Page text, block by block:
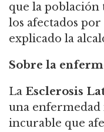
que la población
los afectados por
explicado la
Sobre la
La Esclerosis
una
incurable que